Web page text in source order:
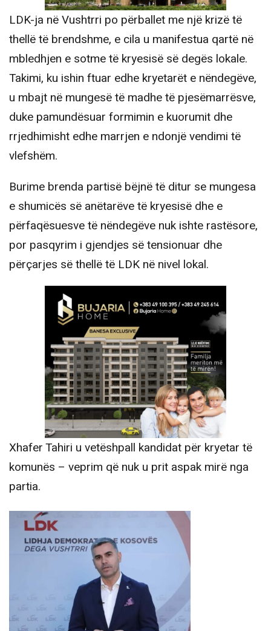
LDK-ja në Vushtrri po përballet me një krizë të
thellë të brendshme, e cila u manifestua qartë në
mbledhjen e sotme të kryesisë së degës lokale.
Takimi, ku ishin ftuar edhe kryetarët e nëndegëve,
u mbajt në mungesë të madhe të pjesëmarrësve,
duke pamundësuar formimin e kuorumit dhe
rrjedhimisht edhe marrjen e ndonjë vendimi të
vlefshëm.
Burime brenda partisë bëjnë të ditur se mungesa
e shumicës së anëtarëve të kryesisë dhe e
përfaqësuesve të nëndegëve nuk ishte rastësore,
por pasqyrim i gjendjes së tensionuar dhe
përçarjes së thellë të LDK në nivel lokal.
Xhafer Tahiri u vetëshpall kandidat për kryetar të
komunës – veprim që nuk u prit aspak mirë nga
partia.